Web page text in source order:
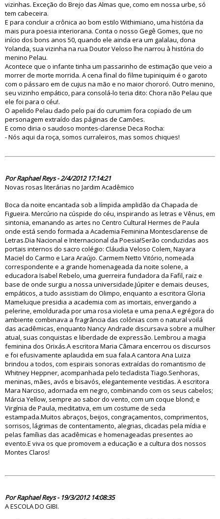
vizinhas. Exceção do Brejo das Almas que, como em nossa urbe, só
tem cabeceira.
E para concluir a crônica ao bom estilo Withimiano, uma história da
mais pura poesia interiorana. Conta o nosso Gegê Gomes, que no
início dos bons anos 50, quando ele ainda era um galalau, dona
Yolanda, sua vizinha na rua Doutor Veloso lhe narrou à história do
menino Pelau.
Acontece que o infante tinha um passarinho de estimação que veio a
morrer de morte morrida. A cena final do filme tupiniquim é o garoto
com o pássaro em de cujus na mão e no maior chororó. Outro menino,
seu vizinho empático, para consolá-lo teria dito: Chora não Pelau que
ele foi para o céu!.
O apelido Pelau dado pelo pai do curumim fora copiado de um
personagem extraído das páginas de Camões.
E como diria o saudoso montes-clarense Deca Rocha:
- Nós aqui da roça, somos curraleiros, mas somos chiques!
Por Raphael Reys - 2/4/2012 17:14:21
Novas rosas literárias no Jardim Acadêmico
Boca da noite encantada sob a límpida amplidão da Chapada de
Figueira. Mercúrio na cúspide do céu, inspirando as letras e Vênus, em
sintonia, emanando as artes no Centro Cultural Hermes de Paula
onde está sendo formada a Academia Feminina Montesclarense de
Letras.Dia Nacional e Internacional da Poesia!Serão conduzidas aos
portais internos do sacro colégio: Cláudia Veloso Colem, Nayara
Maciel do Carmo e Lara Araújo. Carmem Netto Vitório, nomeada
correspondente e a grande homenageada da noite solene, a
educadora Isabel Rebelo, uma guerreira fundadora da Fafil, raiz e
base de onde surgiu a nossa universidade.Júpiter e demais deuses,
empáticos, a tudo assistiam do Olimpo, enquanto a escritora Gloria
Mameluque presidia a academia com as imortais, envergando a
pelerine, emoldurada por uma rosa violeta e uma pena.A egrégora do
ambiente combinava a fragrância das colônias com o natural voilá
das acadêmicas, enquanto Nancy Andrade discursava sobre a mulher
atual, suas conquistas e liberdade de expressão. Lembrou a magia
feminina dos Orixás.A escritora Maria Câmara encerrou os discursos
e foi efusivamente aplaudida em sua fala.A cantora Ana Luiza
brindou a todos, com espirais sonoras extraídas do romantismo de
Whitney Heppner, acompanhada pelo tecladista Tiago.Senhoras,
meninas, mães, avós e bisavós, elegantemente vestidas. A escritora
Mara Narciso, adornada em negro, combinando com os seus cabelos;
Márcia Yellow, sempre ao sabor do vento, com um coque blond; e
Virgínia de Paula, meditativa, em um costume de seda
estampada.Muitos abraços, beijos, congraçamentos, comprimentos,
sorrisos, lágrimas de contentamento, alegrias, clicadas pela mídia e
pelas famílias das acadêmicas e homenageadas presentes ao
evento.E viva os que promovem a educação e a cultura dos nossos
Montes Claros!
Por Raphael Reys - 19/3/2012 14:08:35
A ESCOLA DO GIBI.